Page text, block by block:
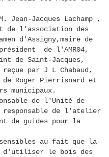
Jean-Jacques Lachamp ,
de l’association des
d'Assigny,maire de
de l'AMR04,
de Saint-Jacques,
par J L Chabaud,
de Roger Pierrisnard et
municipaux.
de l'Unité de
responsable de l'atelier
de guides pour la
au fait que la
d'utiliser le bois des